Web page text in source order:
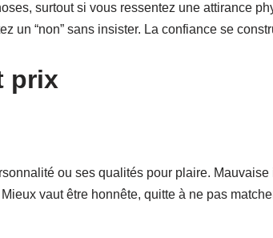
surtout si vous ressentez une attirance
un “non” sans insister. La confiance se
prix
ou ses qualités pour plaire.
vaut être honnête, quitte à ne pas